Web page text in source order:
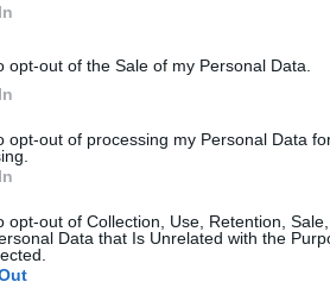
opt-out of the Sale of my Personal Data.
opt-out of processing my Personal Data
opt-out of Collection, Use, Retention,
Data that Is Unrelated with the
Role sarebbe stata
in tre tavoli: Soldati, Cercatori e
durante il terzo episodio,
sono stati svelati tramite un
della Campagna 4”. I